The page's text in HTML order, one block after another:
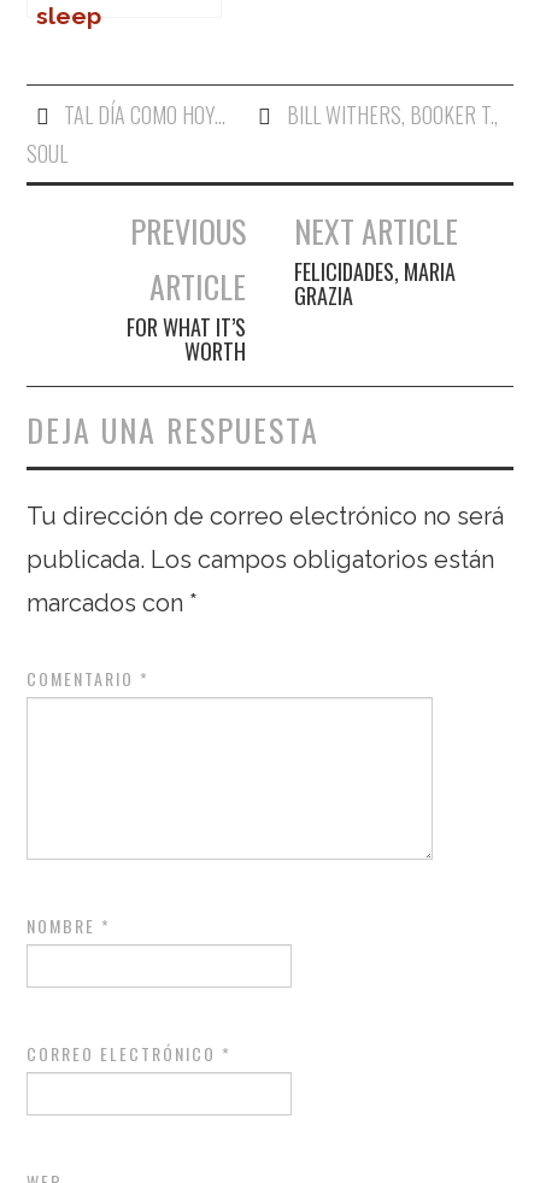
sleep
TAL DÍA COMO HOY... BILL WITHERS, BOOKER T.,
SOUL
Navegación de entradas
PREVIOUS
ARTICLE
FOR WHAT IT’S
WORTH
NEXT ARTICLE
FELICIDADES, MARIA
GRAZIA
DEJA UNA RESPUESTA
Tu dirección de correo electrónico no será
publicada. Los campos obligatorios están
marcados con *
COMENTARIO *
NOMBRE *
CORREO ELECTRÓNICO *